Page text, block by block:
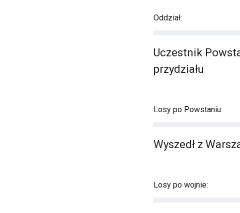
Oddział:
Uczestnik
przydziału
Losy po Powstaniu:
Wyszedł z
Losy po wojnie: